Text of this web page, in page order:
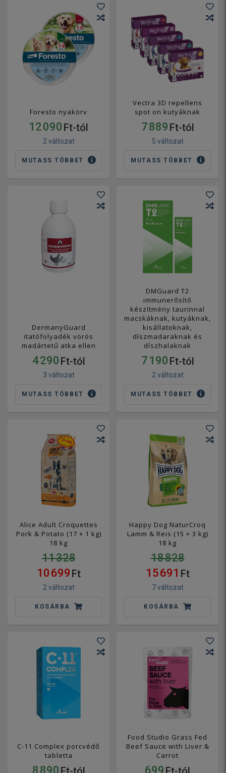
Foresto nyakörv
12 090 Ft-tól
2 változat
MUTASS TÖBBET
Vectra 3D repellens
spot on kutyáknak
7 889 Ft-tól
5 változat
MUTASS TÖBBET
DermanyGuard
itatófolyadék vörös
madártetű atka ellen
4 290 Ft-tól
3 változat
MUTASS TÖBBET
DMGuard T2
immunerősítő
készítmény taurinnal
macskáknak, kutyáknak,
kisállatoknak,
díszmadaraknak és
díszhalaknak
7 190 Ft-tól
2 változat
MUTASS TÖBBET
Alice Adult Croquettes
Pork & Potato (17 + 1 kg)
18 kg
11 328
10 699 Ft
2 változat
KOSÁRBA
Happy Dog NaturCroq
Lamm & Reis (15 + 3 kg)
18 kg
18 828
15 691 Ft
7 változat
KOSÁRBA
C-11 Complex porcvédő
tabletta
8 890
Food Studio Grass Fed
Beef Sauce with Liver &
Carrot
699